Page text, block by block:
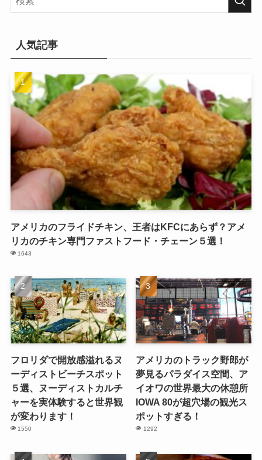
人気記事
アメリカのフライドチキン、王者はKFCにあらず？アメ
リカのチキン専門ファストフード・チェーン５選！
1643
フロリダで開放感溢れるヌ
ーディストビーチスポット
５選、ヌーディストカルチ
ャーを実体験すると世界観
が変わります！
1550
アメリカのトラック野郎が
夢見るパラダイス空間、ア
イオワの世界最大の休憩所
IOWA 80が超穴場の観光ス
ポットすぎる！
1292